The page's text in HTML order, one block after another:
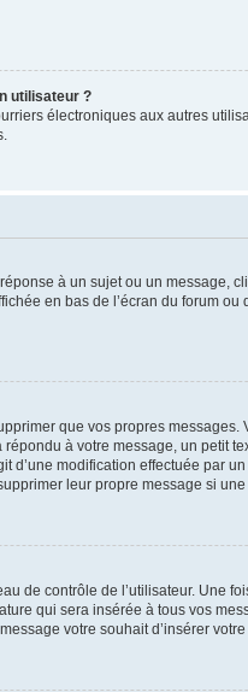
utilisateur ?
électroniques aux autres
à un sujet ou un message,
en bas de l’écran du forum
que vos propres
à votre message, un petit
d’une modification effectuée par
leur propre message si une
de contrôle de l’utilisateur. Une
qui sera insérée à tous vos
votre souhait d’insérer votre